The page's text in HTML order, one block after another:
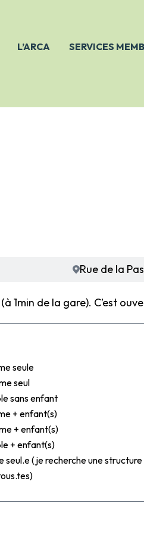
L’ARCA
SERVICES
à l'espace membre
MEMBRE
de nos avantages
à tout le contenu du site web
à des évènements exclusifs
actualités du secteurs
à notre base de données
utiles sur le secteur
Rue de la
1min de la gare). C’est
seule
seul
sans enfant
+ enfant(s)
+ enfant(s)
+ enfant(s)
seul.e (je recherche une structure